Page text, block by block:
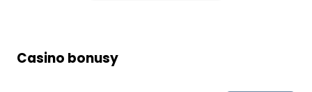
Casino bonusy